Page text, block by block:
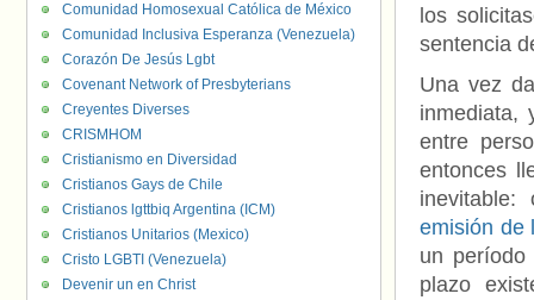
los
sentencia
Una vez
inmediata,
entre
entonces
emisión de
un período
plazo
Comunidad Homosexual Católica de México
Comunidad Inclusiva Esperanza (Venezuela)
Corazón De Jesús Lgbt
Covenant Network of Presbyterians
Creyentes Diverses
CRISMHOM
Cristianismo en Diversidad
Cristianos Gays de Chile
Cristianos lgttbiq Argentina (ICM)
Cristianos Unitarios (Mexico)
Cristo LGBTI (Venezuela)
Devenir un en Christ